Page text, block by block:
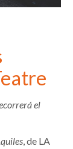
el
, de LA